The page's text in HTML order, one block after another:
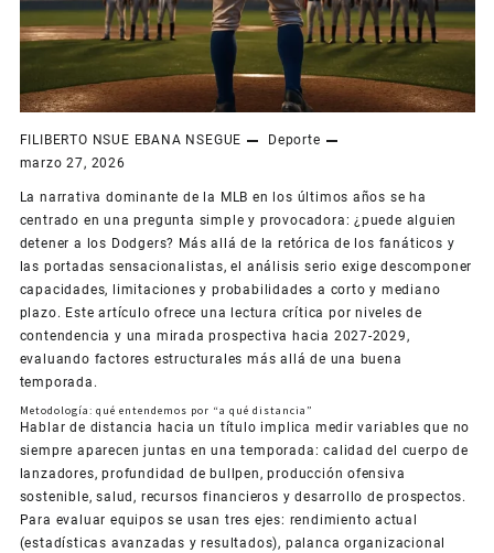
FILIBERTO NSUE EBANA NSEGUE
Deporte
marzo 27, 2026
La narrativa dominante de la MLB en los últimos años se ha
centrado en una pregunta simple y provocadora: ¿puede alguien
detener a los Dodgers? Más allá de la retórica de los fanáticos y
las portadas sensacionalistas, el análisis serio exige descomponer
capacidades, limitaciones y probabilidades a corto y mediano
plazo. Este artículo ofrece una lectura crítica por niveles de
contendencia y una mirada prospectiva hacia 2027-2029,
evaluando factores estructurales más allá de una buena
temporada.
Metodología: qué entendemos por “a qué distancia”
Hablar de distancia hacia un título implica medir variables que no
siempre aparecen juntas en una temporada: calidad del cuerpo de
lanzadores, profundidad de bullpen, producción ofensiva
sostenible, salud, recursos financieros y desarrollo de prospectos.
Para evaluar equipos se usan tres ejes: rendimiento actual
(estadísticas avanzadas y resultados), palanca organizacional